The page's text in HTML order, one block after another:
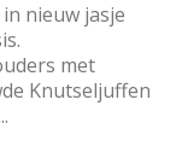
nieuw jasje
met
Knutseljuffen